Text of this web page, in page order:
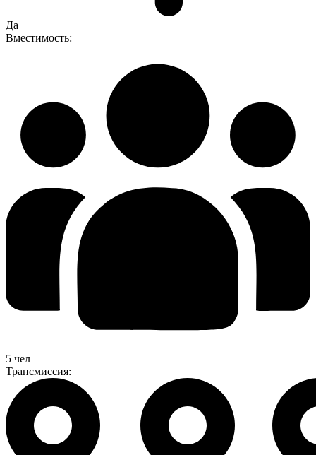
Да
Вместимость:
5 чел
Трансмиссия: